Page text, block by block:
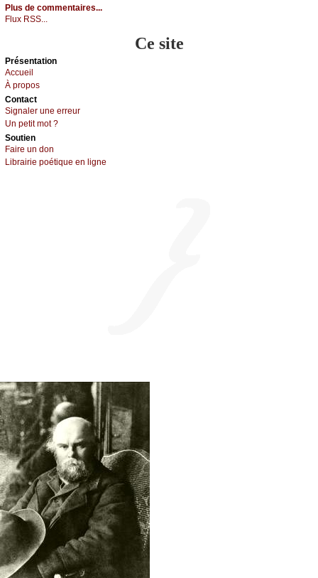
Plus de commentaires...
Flux RSS...
Ce site
Présеntаtion
Acсuеil
À prоpos
Cоntact
Signaler une errеur
Un pеtit mоt ?
Sоutien
Fаirе un dоn
Librairiе pоétique en lignе